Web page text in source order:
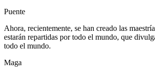
Puente
Ahora, recientemente, se han creado las
estarán repartidas por todo el mundo, que
todo el mundo.
Maga